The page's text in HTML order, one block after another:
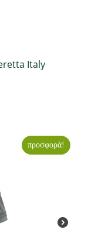
Italy
προσφορά!